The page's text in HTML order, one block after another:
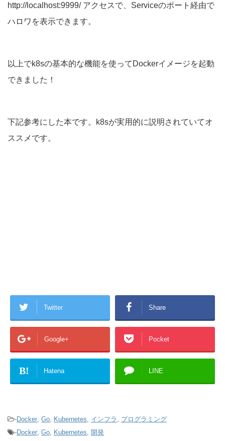
http://localhost:9999/ アクセスで、Serviceのポート経由で
ハロワを表示できます。
以上でk8sの基本的な機能を使ってDockerイメージを起動
できました！
下記参考にした本です。k8sが実用的に説明されていてオ
ススメです。
Twitter Share
Google+ Pocket
B! Hatena LINE
-Docker, Go, Kubernetes, インフラ , プログラミング
-Docker, Go, Kubernetes, 開発